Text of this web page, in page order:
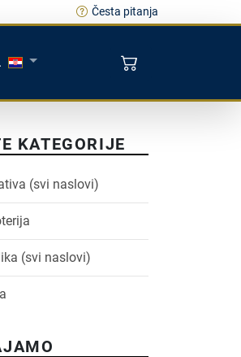
Česta pitanja
KATEGORIJE
(svi naslovi)
(svi naslovi)